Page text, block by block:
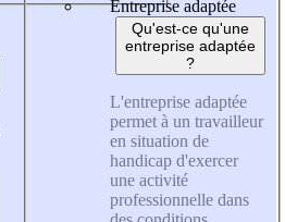
Entreprise adaptée
Qu'est-ce qu'une
entreprise adaptée
?
L'entreprise adaptée
permet à un travailleur
en situation de
handicap d'exercer
une activité
professionnelle dans